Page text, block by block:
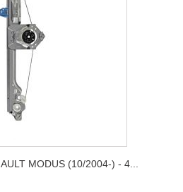
MODUS (10/2004-) - 4...